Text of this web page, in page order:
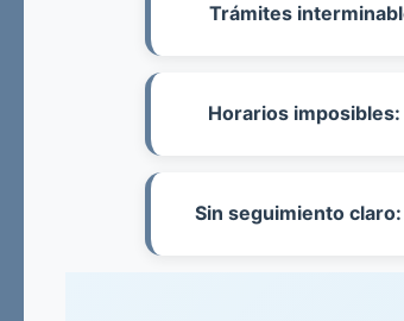
Trámites
Horarios imposibles:
Sin seguimiento claro: